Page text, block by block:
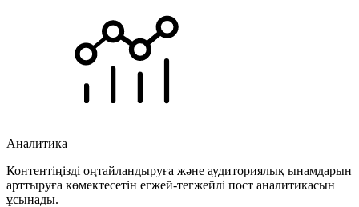
Аналитика
Контентіңізді оңтайландыруға және аудиториялық ынамдарын
арттыруға көмектесетін егжей-тегжейлі пост аналитикасын
ұсынады.